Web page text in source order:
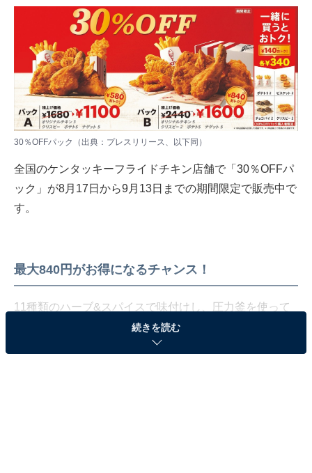
30％OFFパック（出典：プレスリリース、以下同）
全国のケンタッキーフライドチキン店舗で「30％OFFパ
ック」が8月17日から9月13日までの期間限定で販売中で
す。
最大840円がお得になるチャンス！
11種類のハーブ&スパイスで味付けし、圧力釜を使って
ふっくらジューシーに仕上げたオリジナルチキンに加
え、カーネルクリスピーやナゲット、ポテトといったサ
続きを読む